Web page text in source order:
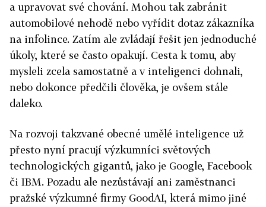
a upravovat své chování. Mohou tak zabránit
automobilové nehodě nebo vyřídit dotaz zákazníka
na infolince. Zatím ale zvládají řešit jen jednoduché
úkoly, které se často opakují. Cesta k tomu, aby
mysleli zcela samostatně a v inteligenci dohnali,
nebo dokonce předčili člověka, je ovšem stále
daleko.
Na rozvoji takzvané obecné umělé inteligence už
přesto nyní pracují výzkumníci světových
technologických gigantů, jako je Google, Facebook
či IBM. Pozadu ale nezůstávají ani zaměstnanci
pražské výzkumné firmy GoodAI, která mimo jiné